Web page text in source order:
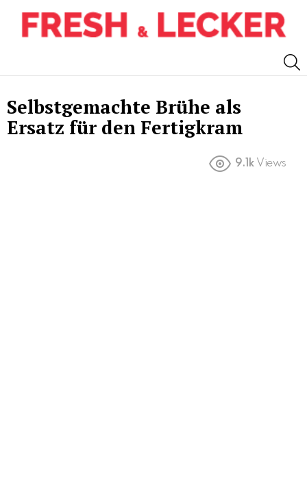
Selbstgemachte Brühe als
Ersatz für den Fertigkram
9.1k Views